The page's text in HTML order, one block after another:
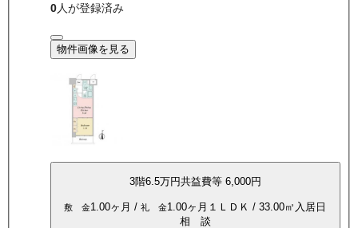
0人が登録済み
物件画像を見る
3階6.5万円共益費等 6,000円
敷 金1.00ヶ月 / 礼 金1.00ヶ月 １ＬＤＫ / 33.00㎡ 入居日
相 談